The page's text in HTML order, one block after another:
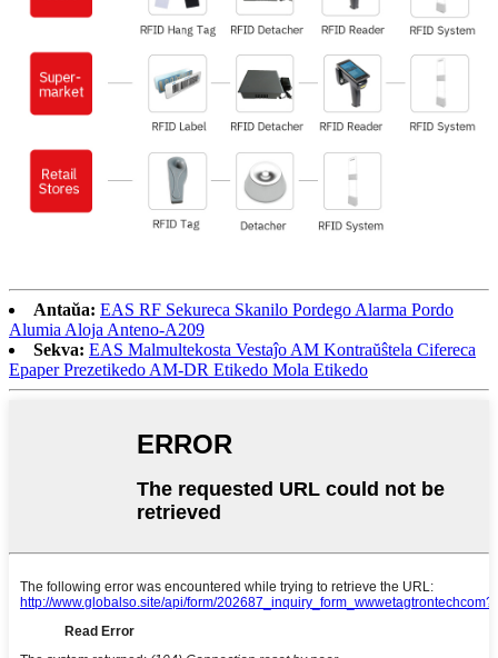
Antaŭa: EAS RF Sekureca Skanilo Pordego Alarma Pordo
Alumia Aloja Anteno-A209
Sekva: EAS Malmultekosta Vestaĵo AM Kontraŭŝtela Cifereca
Epaper Prezetikedo AM-DR Etikedo Mola Etikedo